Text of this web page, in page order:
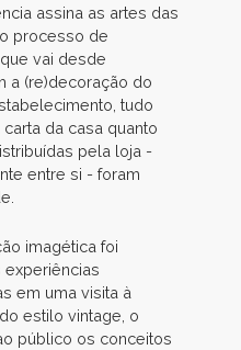
assina as artes das
processo de
vai desde
a (re)decoração do
tudo
da casa quanto
pela loja -
entre si - foram
imagética foi
em uma visita à
estilo vintage, o
público os conceitos